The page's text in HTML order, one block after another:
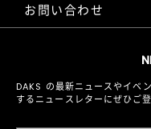
DAKS の最新ニュースやイベ
するニュースレターにぜひご
お問い合わせ